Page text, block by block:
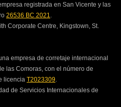
registrada en San Vicente y las
26536 BC 2021.
Corporate Centre, Kingstown, St.
empresa de corretaje internacional
las Comoras, con el número de
licencia T2023309.
de Servicios Internacionales de